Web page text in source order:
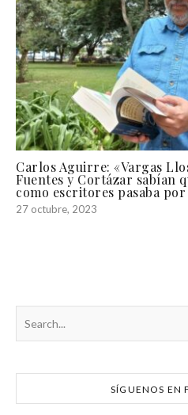
Carlos Aguirre: «Vargas
Fuentes y Cortázar sabían
como escritores pasaba
27 octubre, 2023
SÍGUENOS EN